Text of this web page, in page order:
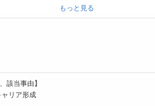
ス車にて、約30軒/日程度訪問
に法人です。
間は研修を兼ね、社員が同行します)
変更なし】
もっと見る
該当事由】
リア形成